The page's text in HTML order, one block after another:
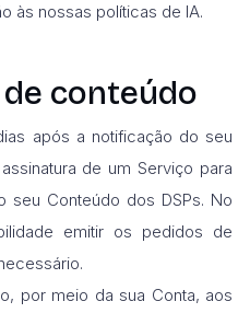
às nossas políticas de IA.
de conteúdo
após a notificação do seu
de um Serviço para
Conteúdo dos DSPs. No
emitir os pedidos de
por meio da sua Conta, aos